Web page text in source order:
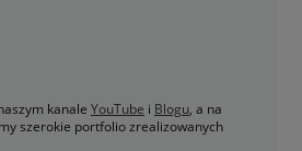
kanale YouTube i Blogu, a na
szerokie portfolio zrealizowanych